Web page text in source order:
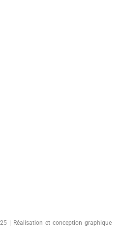
| Réalisation et conception graphique